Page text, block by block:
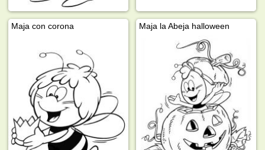
Maja con corona Maja la Abeja halloween